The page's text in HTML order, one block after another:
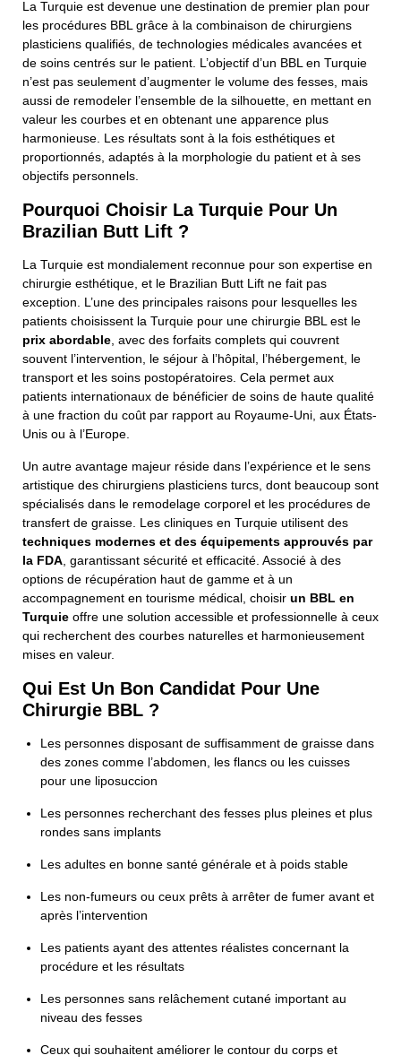
La Turquie est devenue une destination de premier plan pour
les procédures BBL grâce à la combinaison de chirurgiens
plasticiens qualifiés, de technologies médicales avancées et
de soins centrés sur le patient. L’objectif d’un BBL en Turquie
n’est pas seulement d’augmenter le volume des fesses, mais
aussi de remodeler l’ensemble de la silhouette, en mettant en
valeur les courbes et en obtenant une apparence plus
harmonieuse. Les résultats sont à la fois esthétiques et
proportionnés, adaptés à la morphologie du patient et à ses
objectifs personnels.
Pourquoi Choisir La Turquie Pour Un
Brazilian Butt Lift ?
La Turquie est mondialement reconnue pour son expertise en
chirurgie esthétique, et le Brazilian Butt Lift ne fait pas
exception. L’une des principales raisons pour lesquelles les
patients choisissent la Turquie pour une chirurgie BBL est le
prix abordable , avec des forfaits complets qui couvrent
souvent l’intervention, le séjour à l’hôpital, l’hébergement, le
transport et les soins postopératoires. Cela permet aux
patients internationaux de bénéficier de soins de haute qualité
à une fraction du coût par rapport au Royaume-Uni, aux États-
Unis ou à l’Europe.
Un autre avantage majeur réside dans l’expérience et le sens
artistique des chirurgiens plasticiens turcs, dont beaucoup sont
spécialisés dans le remodelage corporel et les procédures de
transfert de graisse. Les cliniques en Turquie utilisent des
techniques modernes et des équipements approuvés par
la FDA , garantissant sécurité et efficacité. Associé à des
options de récupération haut de gamme et à un
accompagnement en tourisme médical, choisir un BBL en
Turquie offre une solution accessible et professionnelle à ceux
qui recherchent des courbes naturelles et harmonieusement
mises en valeur.
Qui Est Un Bon Candidat Pour Une
Chirurgie BBL ?
Les personnes disposant de suffisamment de graisse dans
des zones comme l’abdomen, les flancs ou les cuisses
pour une liposuccion
Les personnes recherchant des fesses plus pleines et plus
rondes sans implants
Les adultes en bonne santé générale et à poids stable
Les non-fumeurs ou ceux prêts à arrêter de fumer avant et
après l’intervention
Les patients ayant des attentes réalistes concernant la
procédure et les résultats
Les personnes sans relâchement cutané important au
niveau des fesses
Ceux qui souhaitent améliorer le contour du corps et